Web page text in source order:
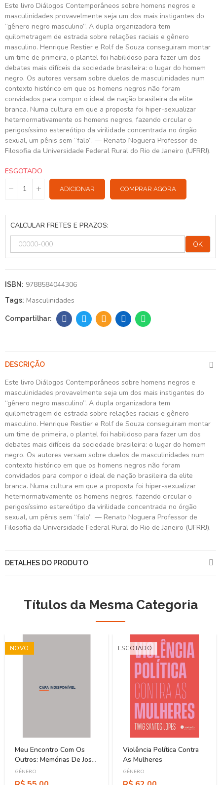
Este livro Diálogos Contemporâneos sobre homens negros e
masculinidades provavelmente seja um dos mais instigantes do
“gênero negro masculino”. A dupla organizadora tem
quilometragem de estrada sobre relações raciais e gênero
masculino. Henrique Restier e Rolf de Souza conseguiram montar
um time de primeira, o plantel foi habilidoso para fazer um dos
debates mais difíceis da sociedade brasileira: o lugar do homem
negro. Os autores versam sobre duelos de masculinidades num
contexto histórico em que os homens negros não foram
convidados para compor o ideal de nação brasileira da elite
branca. Numa cultura em que a proposta foi hiper-sexualizar
heternormativamente os homens negros, fazendo circular o
perigosíssimo estereótipo da virilidade concentrada no órgão
sexual, um pênis sem “falo”. — Renato Noguera Professor de
Filosofia da Universidade Federal Rural do Rio de Janeiro (UFRRJ).
ESGOTADO
ADICIONAR COMPRAR AGORA
CALCULAR FRETES E PRAZOS:
OK
ISBN: 9788584044306
Tags: Masculinidades
DESCRIÇÃO
Este livro Diálogos Contemporâneos sobre homens negros e
masculinidades provavelmente seja um dos mais instigantes do
“gênero negro masculino”. A dupla organizadora tem
quilometragem de estrada sobre relações raciais e gênero
masculino. Henrique Restier e Rolf de Souza conseguiram montar
um time de primeira, o plantel foi habilidoso para fazer um dos
debates mais difíceis da sociedade brasileira: o lugar do homem
negro. Os autores versam sobre duelos de masculinidades num
contexto histórico em que os homens negros não foram
convidados para compor o ideal de nação brasileira da elite
branca. Numa cultura em que a proposta foi hiper-sexualizar
heternormativamente os homens negros, fazendo circular o
perigosíssimo estereótipo da virilidade concentrada no órgão
sexual, um pênis sem “falo”. — Renato Noguera Professor de
Filosofia da Universidade Federal Rural do Rio de Janeiro (UFRRJ).
DETALHES DO PRODUTO
Títulos da Mesma Categoria
NOVO
Meu Encontro Com Os
Outros: Memórias De José
De Albuquerque, Pioneiro
Da Sexologia No Brasil
GÊNERO
ESGOTADO
Violência Política Contra
As Mulheres
GÊNERO